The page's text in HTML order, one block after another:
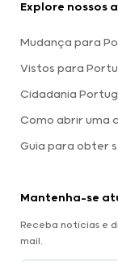
Explore nossos
Mudança para
Vistos para
Cidadania
Como abrir uma
Guia para obter
Mantenha-se
Receba notícias e
mail.